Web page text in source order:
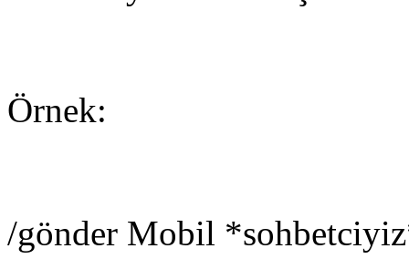
Örnek:
/gönder Mobil